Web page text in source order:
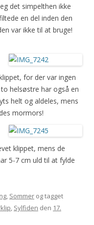
det simpelthen ikke
en del inden den
var ikke til at bruge!
for der var ingen
helsøstre har også en
helt og aldeles, mens
mormors!
klippet, mens de
5-7 cm uld til at fylde
, Sommer og tagget
, Sylfiden den 17.